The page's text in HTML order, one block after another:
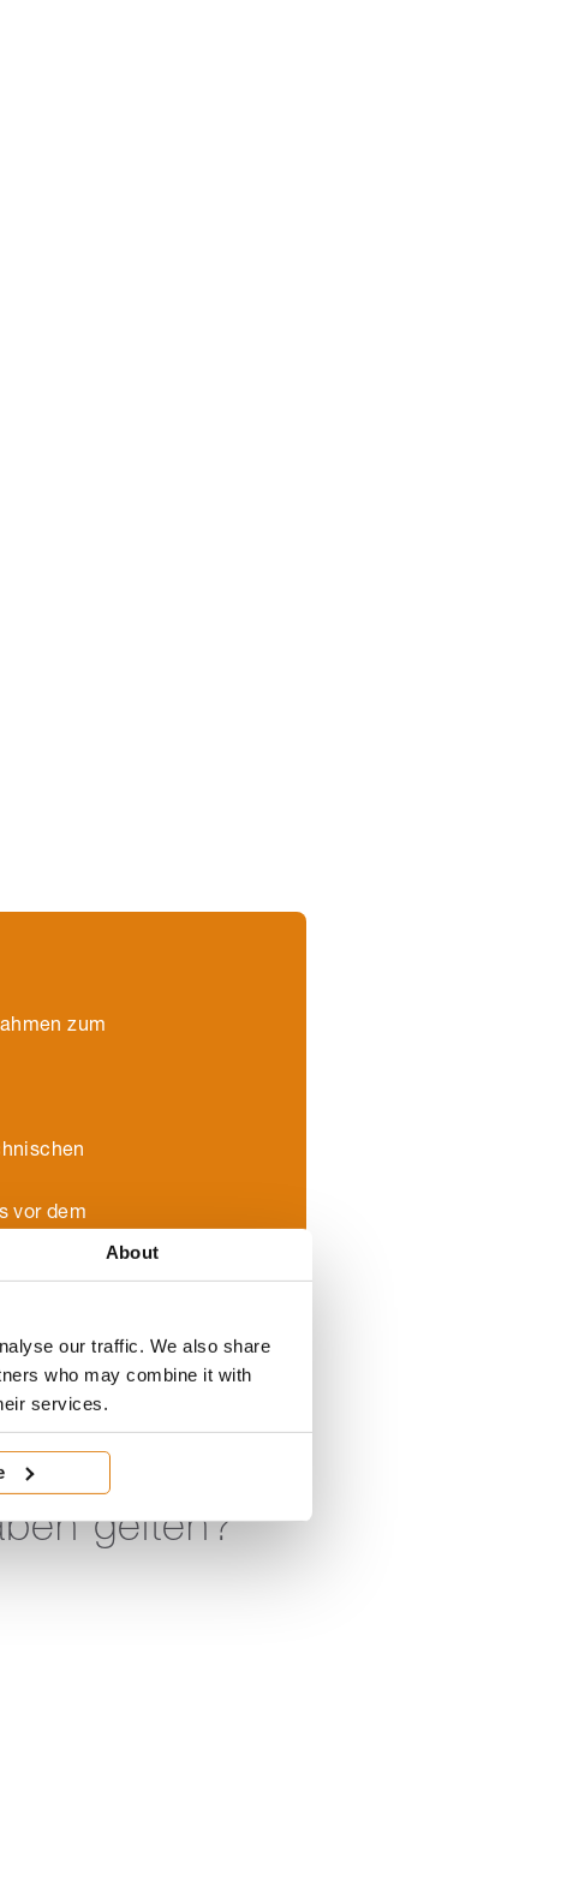
About
our traffic. We also share
who may combine it with
services.
zum
vor dem
gelten?